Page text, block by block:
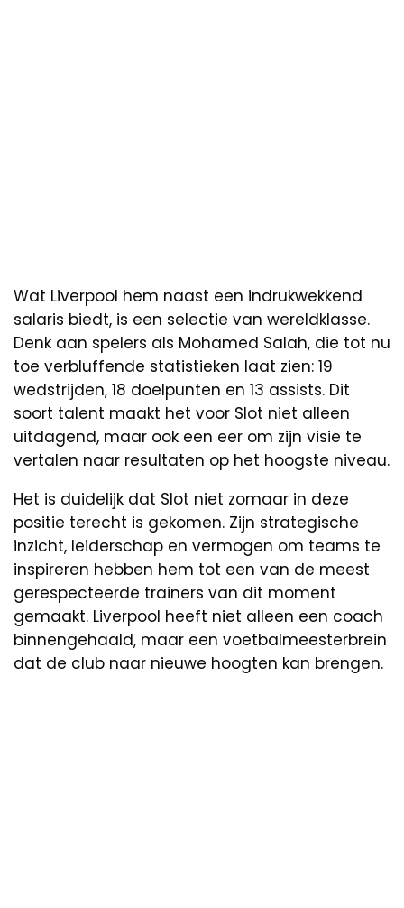
Wat Liverpool hem naast een indrukwekkend
salaris biedt, is een selectie van wereldklasse.
Denk aan spelers als Mohamed Salah, die tot nu
toe verbluffende statistieken laat zien: 19
wedstrijden, 18 doelpunten en 13 assists. Dit
soort talent maakt het voor Slot niet alleen
uitdagend, maar ook een eer om zijn visie te
vertalen naar resultaten op het hoogste niveau.
Het is duidelijk dat Slot niet zomaar in deze
positie terecht is gekomen. Zijn strategische
inzicht, leiderschap en vermogen om teams te
inspireren hebben hem tot een van de meest
gerespecteerde trainers van dit moment
gemaakt. Liverpool heeft niet alleen een coach
binnengehaald, maar een voetbalmeesterbrein
dat de club naar nieuwe hoogten kan brengen.